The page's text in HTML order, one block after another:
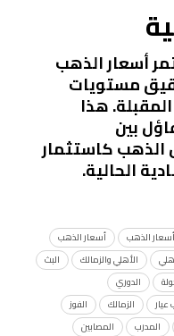
أسعار الذهب
مستويات
هذا
بين
كاستثمار
الحالية.
الذهب
أسعار الذهب
الأهلي والزمالك
البث
الدوري
الزمالك
الفوز
المدرب
المصابين